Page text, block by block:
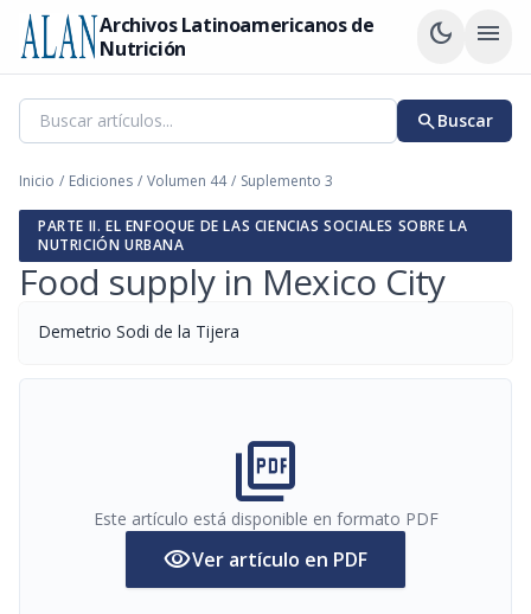
Archivos Latinoamericanos de
Nutrición
dark_mode menu
searchBuscar
Inicio / Ediciones / Volumen 44 / Suplemento 3
PARTE II. EL ENFOQUE DE LAS CIENCIAS SOCIALES SOBRE LA
NUTRICIÓN URBANA
Food supply in Mexico City
Demetrio Sodi de la Tijera
picture_as_pdf
Este artículo está disponible en formato PDF
visibilityVer artículo en PDF